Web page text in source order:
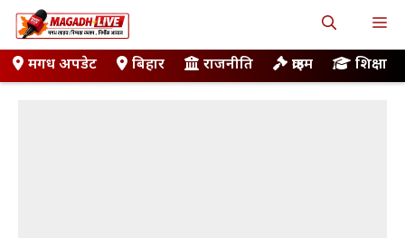
Skip
to
contentमगध अपडेट बिहार राजनीति क्राइम शिक्षा